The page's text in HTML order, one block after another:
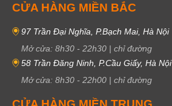
CỬA HÀNG MIỀN BẮC
97 Trần Đại Nghĩa, P.Bạch Mai, Hà Nội
Mở cửa: 8h30 - 22h30 | chỉ đường
58 Trần Đăng Ninh, P.Cầu Giấy, Hà Nội
Mở cửa: 8h30 - 22h00 | chỉ đường